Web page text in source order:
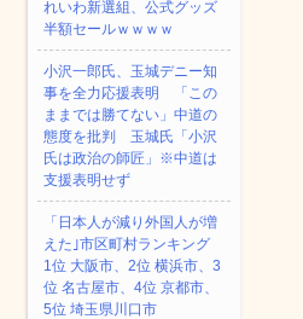
れいわ新選組、公式グッズ
半額セールｗｗｗｗ
小沢一郎氏、玉城デニー知
事を全力応援表明 「この
ままでは勝てない」中道の
態度を批判 玉城氏「小沢
氏は政治の師匠」※中道は
支援表明せず
「日本人が減り外国人が増
えた｣市区町村ランキング
1位 大阪市、2位 横浜市、3
位 名古屋市、4位 京都市、
5位 埼玉県川口市